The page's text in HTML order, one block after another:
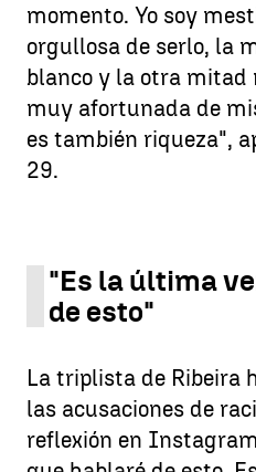
momento. Yo soy
orgullosa de serlo, la
blanco y la otra mitad
muy afortunada de
es también riqueza",
29.
"Es la última
de esto"
La triplista de Ribeira
las acusaciones de
reflexión en